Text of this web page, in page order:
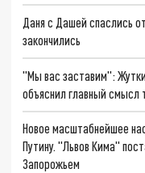
Даня с Дашей спаслись
закончились
"Мы вас заставим":
объяснил главный смысл
Новое масштабнейшее
Путину. "Львов Кима"
Запорожьем